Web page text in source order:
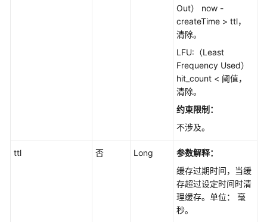
Out） now -
createTime > ttl，
清除。
LFU:（Least
Frequency Used）
hit_count < 阈值，
清除。
约束限制：
不涉及。
ttl 否 Long
参数解释：
缓存过期时间，当缓
存超过设定时间时清
理缓存。单位： 毫
秒。